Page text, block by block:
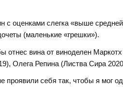
с оценками слегка «выше
(маленькие «грешки»).
отнес вина от виноделен
Олега Репина (Листва Сира
себя так, чтобы я мог